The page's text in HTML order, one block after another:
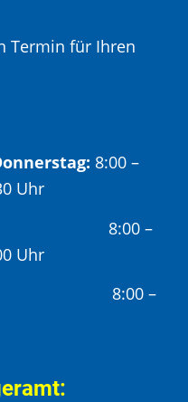
Termin für Ihren
8:00 –
Uhr
8:00 –
Uhr
8:00 –